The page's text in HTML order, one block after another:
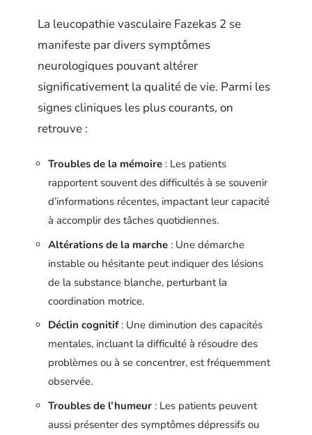
La leucopathie vasculaire Fazekas 2 se
manifeste par divers symptômes
neurologiques pouvant altérer
significativement la qualité de vie. Parmi les
signes cliniques les plus courants, on
retrouve :
Troubles de la mémoire : Les patients
rapportent souvent des difficultés à se souvenir
d’informations récentes, impactant leur capacité
à accomplir des tâches quotidiennes.
Altérations de la marche : Une démarche
instable ou hésitante peut indiquer des lésions
de la substance blanche, perturbant la
coordination motrice.
Déclin cognitif: Une diminution des capacités
mentales, incluant la difficulté à résoudre des
problèmes ou à se concentrer, est fréquemment
observée.
Troubles de l’humeur : Les patients peuvent
aussi présenter des symptômes dépressifs ou